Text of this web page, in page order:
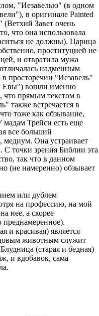
"Иезавелью" (в одном
в оригинале Painted
(Ветхий Завет очень
что она использовала
не должны). Царица
проституцией не
и отвратила мужа
надменным
просторечии "Иезавель"
Евы") вошли именно
что прямым текстом в
также встречается в
тоже как обзывание,
Трейси есть еще
все больший
медиум. Она устраивает
С точки зрения Библии эта
так что в данном
(не намеренно) обзывает
или дублем
на профессию, на мой
нее, а скорее
преднамеренное).
и красивая) является
животным служит
(старая и бедная)
и вдобавок, сама